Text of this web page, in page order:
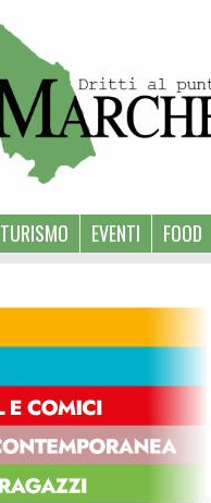
TURISMO EVENTI FOOD